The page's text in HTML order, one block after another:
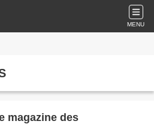
MENU
magazine des